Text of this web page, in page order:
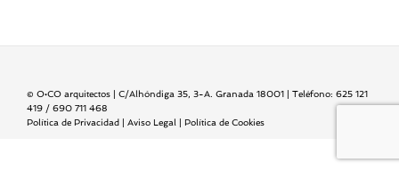
© O•CO arquitectos | C/Alhóndiga 35, 3-A. Granada 18001 | Teléfono: 625 121
419 / 690 711 468
Política de Privacidad | Aviso Legal | Política de Cookies